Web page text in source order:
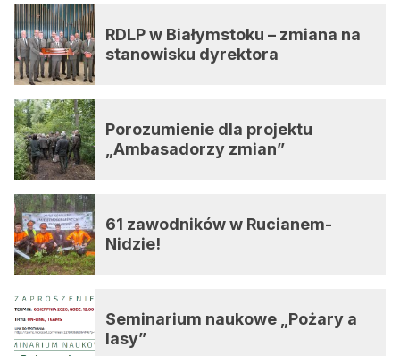
RDLP w Białymstoku – zmiana na
stanowisku dyrektora
Porozumienie dla projektu
„Ambasadorzy zmian”
61 zawodników w Rucianem-
Nidzie!
Seminarium naukowe „Pożary a
lasy”